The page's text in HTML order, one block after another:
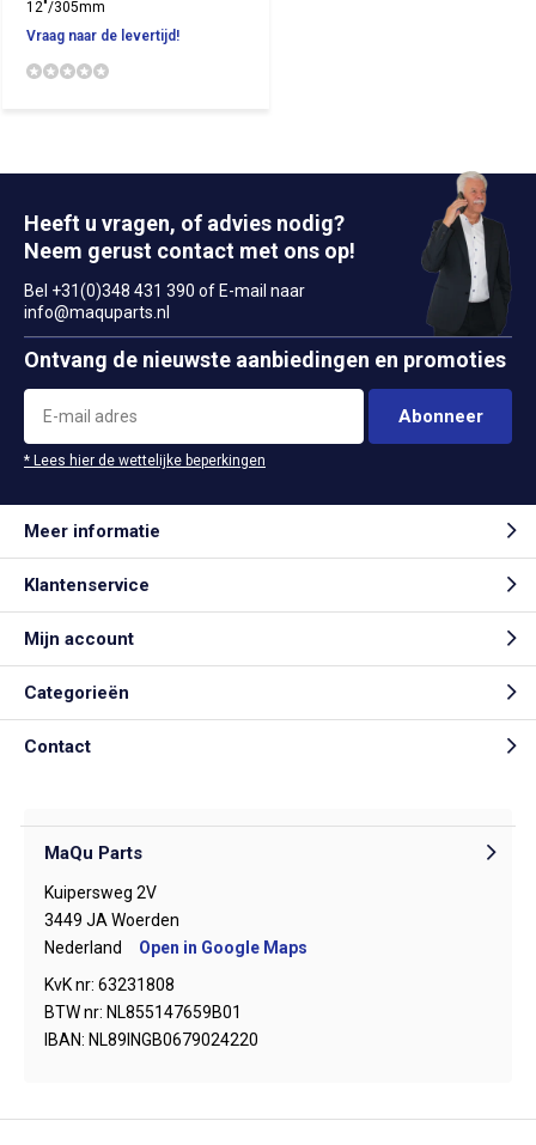
12"/305mm
Vraag naar de levertijd!
Heeft u vragen, of advies nodig?
Neem gerust contact met ons op!
Bel +31(0)348 431 390 of E-mail naar
info@maquparts.nl
Ontvang de nieuwste aanbiedingen en promoties
Abonneer
* Lees hier de wettelijke beperkingen
Meer informatie
Klantenservice
Mijn account
Categorieën
Contact
MaQu Parts
Kuipersweg 2V
3449 JA Woerden
Nederland
Open in Google Maps
KvK nr: 63231808
BTW nr: NL855147659B01
IBAN: NL89INGB0679024220